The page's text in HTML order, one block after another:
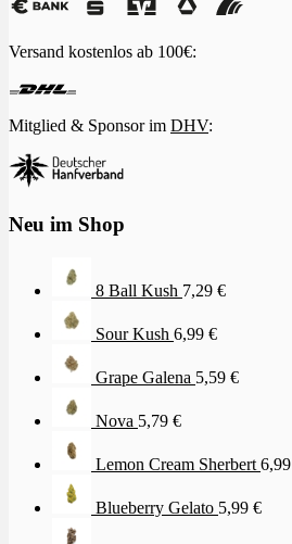
Versand kostenlos ab 100€:
Mitglied & Sponsor im DHV:
Neu im Shop
8 Ball Kush 7,29 €
Sour Kush 6,99 €
Grape Galena 5,59 €
Nova 5,79 €
Lemon Cream Sherbert 6,99
Blueberry Gelato 5,99 €